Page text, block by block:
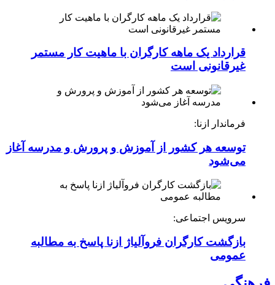
قرارداد یک ماهه کارگران با ماهیت کار مستمر
غیرقانونی است
فرماندار ازنا:
توسعه هر کشور از آموزش و پرورش و مدرسه آغاز
می‌شود
سرویس اجتماعی:
بازگشت کارگران فروآلیاژ ازنا پاسخ به مطالبه
عمومی